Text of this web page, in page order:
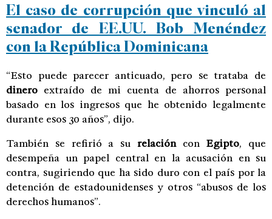
El caso de corrupción que vinculó al
senador de EE.UU. Bob Menéndez
con la República Dominicana
“Esto puede parecer anticuado, pero se trataba de
dinero extraído de mi cuenta de ahorros personal
basado en los ingresos que he obtenido legalmente
durante esos 30 años”, dijo.
También se refirió a su relacióncon Egipto, que
desempeña un papel central en la acusación en su
contra, sugiriendo que ha sido duro con el país por la
detención de estadounidenses y otros “abusos de los
derechos humanos”.